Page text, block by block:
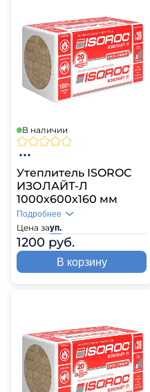
В наличии
Утеплитель ISOROC
ИЗОЛАЙТ-Л
1000х600х160 мм
Цена зауп.
1200 руб.
Подробнее
В корзину